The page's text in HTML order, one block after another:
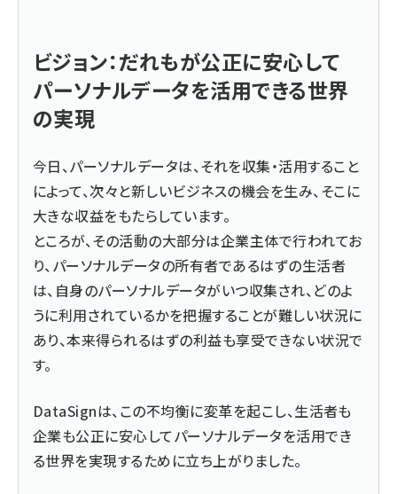
ビジョン：だれもが公正に安心して
パーソナルデータを活用できる世界
の実現
今日、パーソナルデータは、それを収集・活用すること
によって、次々と新しいビジネスの機会を生み、そこに
大きな収益をもたらしています。
ところが、その活動の大部分は企業主体で行われてお
り、パーソナルデータの所有者であるはずの生活者
は、自身のパーソナルデータがいつ収集され、どのよ
うに利用されているかを把握することが難しい状況に
あり、本来得られるはずの利益も享受できない状況で
す。
DataSignは、この不均衡に変革を起こし、生活者も
企業も公正に安心してパーソナルデータを活用でき
る世界を実現するために立ち上がりました。